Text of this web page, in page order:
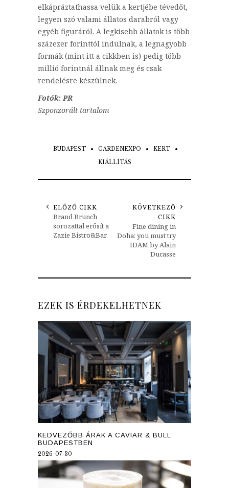
elkápráztathassa velük a kertjébe tévedőt,
legyen szó valami állatos darabról vagy
egyéb figuráról. A legkisebb állatok is több
százezer forinttól indulnak, a legnagyobb
formák (mint itt a cikkben is) pedig több
millió forintnál állnak meg és csak
rendelésre készülnek.
Fotók: PR
Szponzorált tartalom
BUDAPEST GARDENEXPO
KERT
KIÁLLÍTÁS
ELŐZŐ CIKK
Brand Brunch
sorozattal erősít a
Zazie Bistro&Bar
KÖVETKEZŐ
CIKK
Fine dining in
Doha: you must try
IDAM by Alain
Ducasse
EZEK IS ÉRDEKELHETNEK
KEDVEZŐBB ÁRAK A CAVIAR & BULL
BUDAPESTBEN
2026-07-30